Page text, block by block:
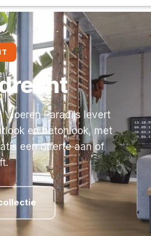
Vloeren Paradijs levert
en betonlook, met
een offerte aan of